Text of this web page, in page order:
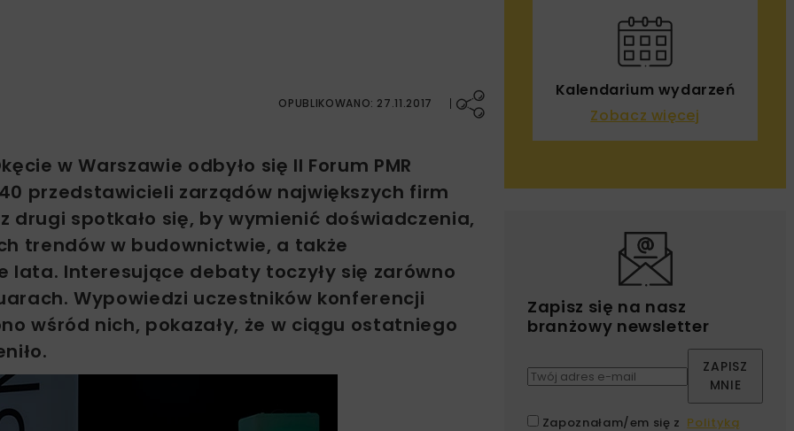
OPUBLIKOWANO: 27.11.2017
w Warszawie odbyło się II Forum PMR
przedstawicieli zarządów największych firm
drugi spotkało się, by wymienić doświadczenia,
trendów w budownictwie, a także
lata. Interesujące debaty toczyły się zarówno
Wypowiedzi uczestników konferencji
wśród nich, pokazały, że w ciągu ostatniego
Kalendarium wydarzeń
Zobacz więcej
Zapisz się na nasz
branżowy newsletter
ZAPISZ
MNIE
Zapoznałam/em się z Polityką